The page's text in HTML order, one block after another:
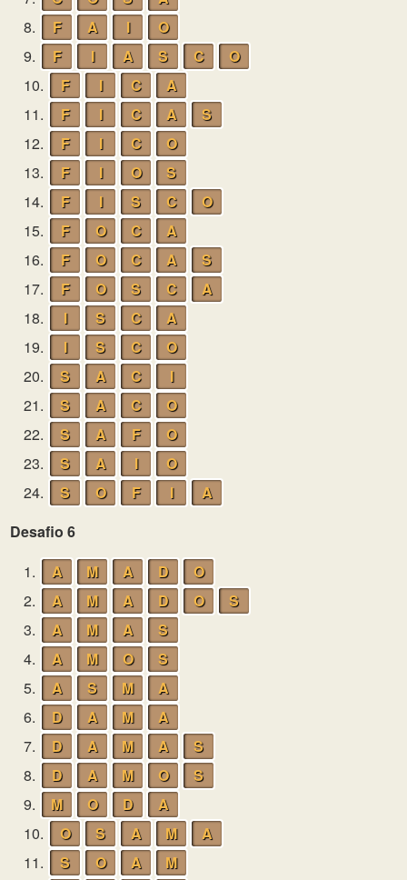
8.
F A I
O
9.
F I A S C
O
10.
F I C
A
11.
F I C A
S
12.
F I C
O
13.
F I O
S
14.
F I S C
O
15.
F O C
A
16.
F O C A
S
17.
F O S C
A
18.
I S C
A
19.
I S C
O
20.
S A C
I
21.
S A C
O
22.
S A F
O
23.
S A I
O
24.
S O F I
A
Desafio 6
1.
A M A D
O
2.
A M A D O
S
3.
A M A
S
4.
A M O
S
5.
A S M
A
6.
D A M
A
7.
D A M A
S
8.
D A M O
S
9.
M O D
A
10.
O S A M
A
11.
S O A
M